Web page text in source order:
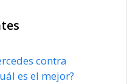
contra
es el mejor?